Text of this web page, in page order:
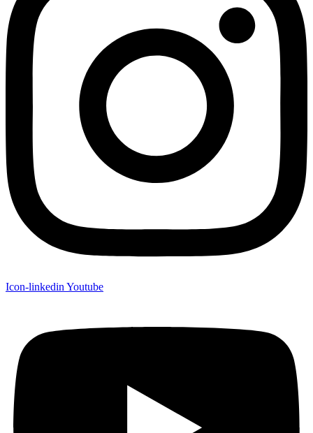
Icon-linkedin Youtube